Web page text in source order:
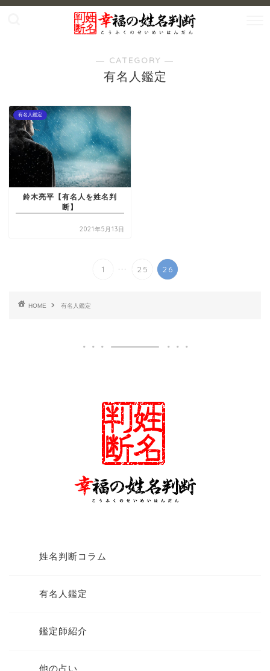
― CATEGORY ―
有名人鑑定
有名人鑑定
鈴木亮平【有名人を姓名判
断】
2021年5月13日
1 ... 25 26
HOME 有名人鑑定
姓名判断コラム
有名人鑑定
鑑定師紹介
他の占い